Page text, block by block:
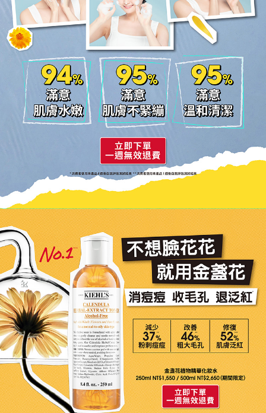
94%
滿意
肌膚水嫩
95%
滿意
肌膚不緊繃
95%
滿意
溫和清潔
*消費者使用本產品4週後自我評估測試結果 **消費者使用本產品1週後自我評估測試結果
不想臉花花
就用金盞花
消痘痘 收毛孔 退泛紅
減少
37%
粉刺痘痘
改善
46%
粗大毛孔
修復
52%
肌膚泛紅